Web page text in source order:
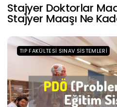
Stajyer Doktorlar
Stajyer Maaşı Ne
TIP FAKÜLTESI SINAV SISTEMLERI